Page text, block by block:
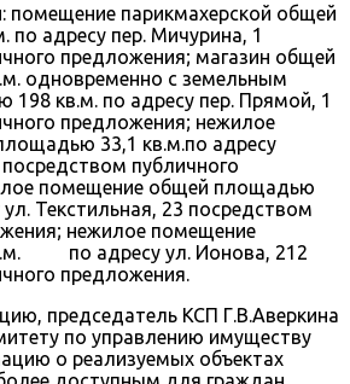
помещение парикмахерской общей
адресу пер. Мичурина, 1
предложения; магазин общей
одновременно с земельным
кв.м. по адресу пер. Прямой, 1
предложения; нежилое
33,1 кв.м.по адресу
публичного
помещение общей площадью
Текстильная, 23 посредством
нежилое помещение
по адресу ул. Ионова, 212
предложения.
председатель КСП Г.В.Аверкина
по управлению имуществу
о реализуемых объектах